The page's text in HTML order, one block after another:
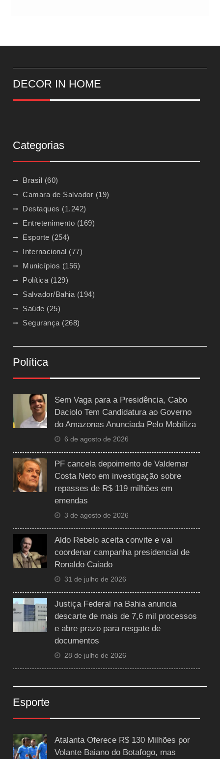
DECOR IN HOME
Categorias
Brasil (60)
Camara de Salvador (19)
Destaques (1.242)
Entretenimento (169)
Esporte (254)
Internacional (77)
Municípios (156)
Política (129)
Salvador/Bahia (194)
Saúde (25)
Segurança (268)
Política
Sem Vaga para a Presidência, Cabo
Daciolo Tem Candidatura ao Governo
do Amazonas Anunciada Pelo Mobiliza
6 de agosto de 2026
PF cancela depoimento de Valdemar
Costa Neto em investigação sobre
repasses de R$ 119 milhões em
emendas
3 de agosto de 2026
Aldo Rebelo aceita convite e vai
coordenar campanha presidencial de
Ronaldo Caiado
31 de julho de 2026
Justiça Federal na Bahia anuncia
descarte de mais de 7,6 mil processos
e abre prazo para resgate de
documentos
28 de julho de 2026
Esporte
Atalanta Oferece R$ 130 Milhões por
Volante Baiano do Botafogo, mas